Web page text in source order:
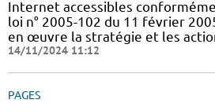
Internet accessibles
loi n° 2005-102 du 11 février
en œuvre la stratégie et les
14/11/2024 11:12
PAGES